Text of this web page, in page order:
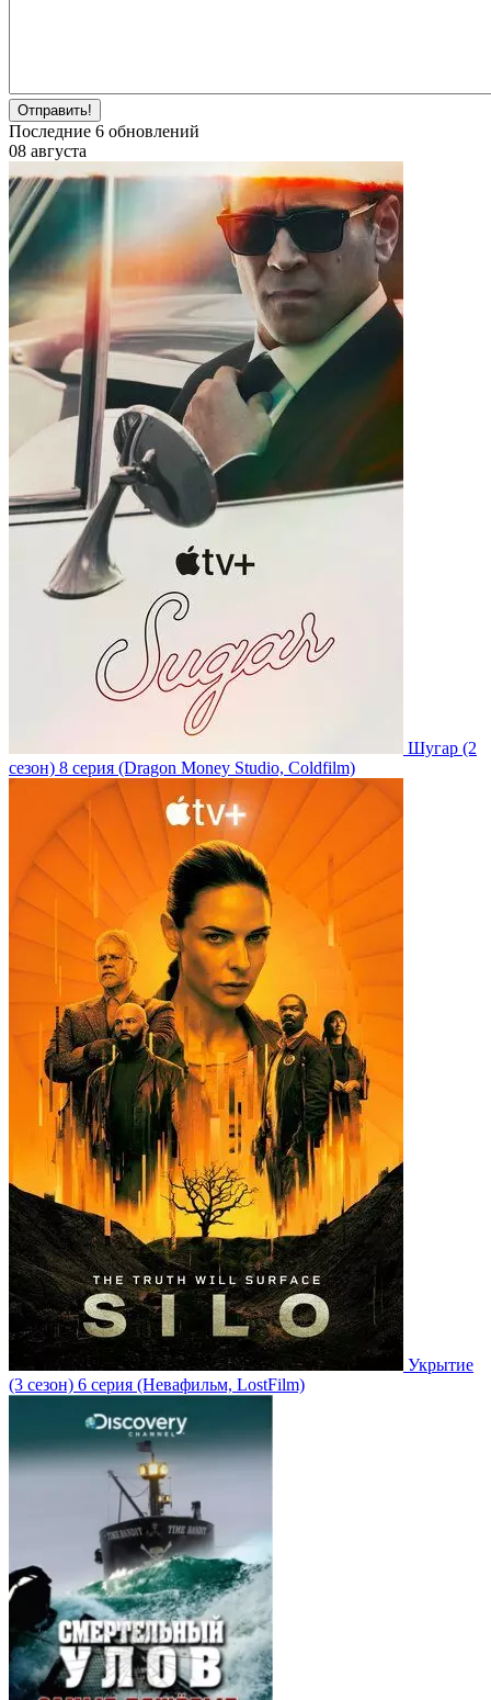
Отправить!
Последние 6 обновлений
08 августа
Шугар (2
сезон) 8 серия (Dragon Money Studio, Coldfilm)
Укрытие
(3 сезон) 6 серия (Невафильм, LostFilm)